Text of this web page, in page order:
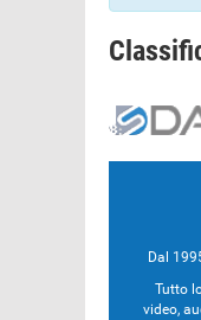
Dal
Tutto
video,